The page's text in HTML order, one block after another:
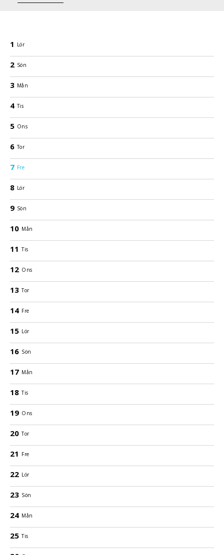
1 Lör
2 Sön
3 Mån
4Tis
5 Ons
6Tor
7 Fre
8 Lör
9 Sön
10 Mån
11Tis
12 Ons
13Tor
14 Fre
15 Lör
16 Sön
17 Mån
18Tis
19 Ons
20Tor
21 Fre
22 Lör
23 Sön
24 Mån
25Tis